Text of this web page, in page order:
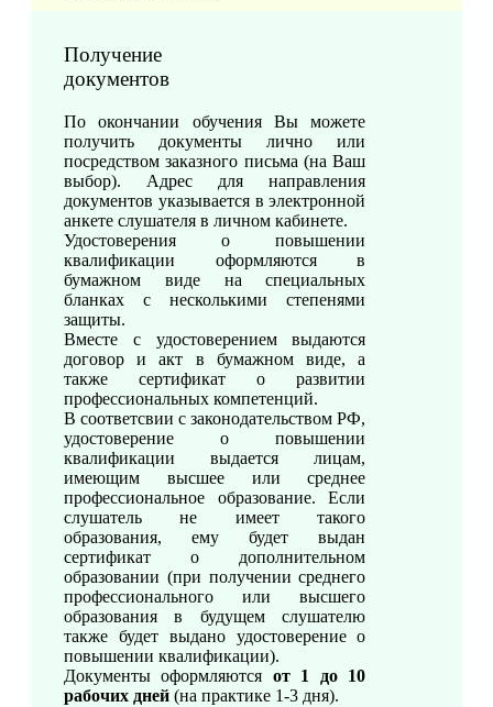
Получение
документов
По окончании обучения Вы можете
получить документы лично или
посредством заказного письма (на Ваш
выбор). Адрес для направления
документов указывается в электронной
анкете слушателя в личном кабинете.
Удостоверения о повышении
квалификации оформляются в
бумажном виде на специальных
бланках с несколькими степенями
защиты.
Вместе с удостоверением выдаются
договор и акт в бумажном виде, а
также сертификат о развитии
профессиональных компетенций.
В соответсвии с законодательством РФ,
удостоверение о повышении
квалификации выдается лицам,
имеющим высшее или среднее
профессиональное образование. Если
слушатель не имеет такого
образования, ему будет выдан
сертификат о дополнительном
образовании (при получении среднего
профессионального или высшего
образования в будущем слушателю
также будет выдано удостоверение о
повышении квалификации).
Документы оформляются от 1 до 10
рабочих дней (на практике 1-3 дня).